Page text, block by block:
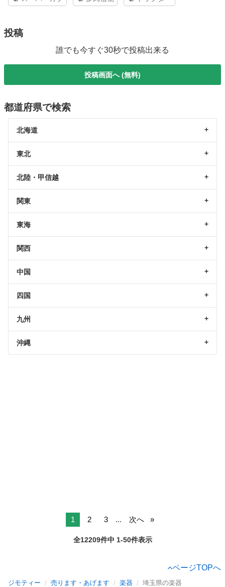
投稿
誰でも今すぐ30秒で投稿出来る
投稿画面へ (無料)
都道府県で検索
北海道
東北
北陸・甲信越
関東
東海
関西
中国
四国
九州
沖縄
1 2 3 ... 次へ
全12209件中 1-50件表示
ページTOPへ
ジモティー 売ります・あげます 楽器 埼玉県の楽器